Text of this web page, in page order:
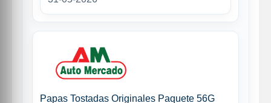
Papas Tostadas Originales Paquete 56G